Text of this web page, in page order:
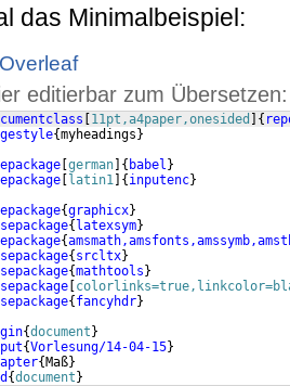
das Minimalbeispiel:
editierbar zum Übersetzen:
[11pt,a4paper,onesided ] {
{myheadings}
[german] { babel }
[latin1 ] {inputenc}
{graphicx}
{latexsym}
{
{srcltx}
{mathtools}
[
{fancyhdr}
{document}
{Vorlesung/14-04-15}
{Maß}
{document}